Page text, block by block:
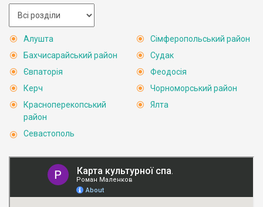
Алушта
Бахчисарайський район
Євпаторія
Керч
Красноперекопський
район
Севастополь
Сімферопольський район
Судак
Феодосія
Чорноморський район
Ялта